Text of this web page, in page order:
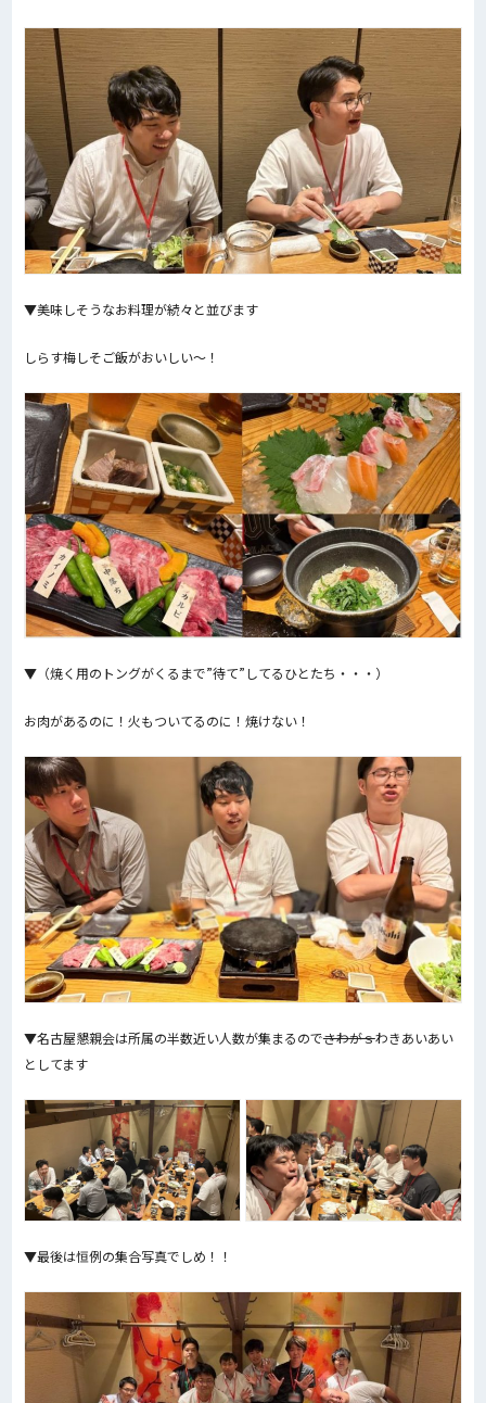
▼美味しそうなお料理が続々と並びます
しらす梅しそご飯がおいしい～！
▼（焼く用のトングがくるまで”待て”してるひとたち・・・）
お肉があるのに！火もついてるのに！焼けない！
▼名古屋懇親会は所属の半数近い人数が集まるのでさわがｓわきあいあい
としてます
▼最後は恒例の集合写真でしめ！！